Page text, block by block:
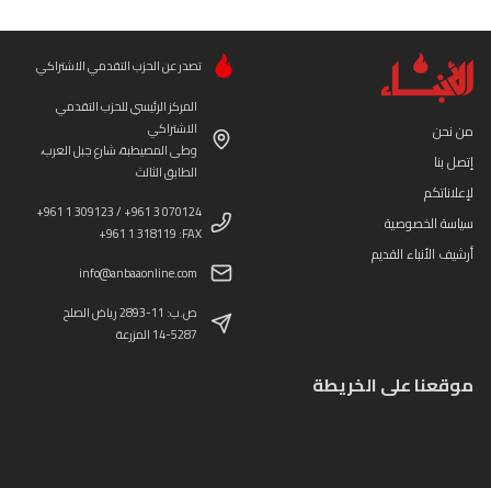
من نحن
إتصل بنا
لإعلاناتكم
سياسة الخصوصية
أرشيف الأنباء القديم
تصدر عن الحزب التقدمي الاشتراكي
المركز الرئيسي للحزب التقدمي
الاشتراكي
وطى المصيطبة، شارع جبل العرب،
الطابق الثالث
+961 1 309123 / +961 3 070124
+961 1 318119 :FAX
info@anbaaonline.com
ص.ب: 11-2893 رياض الصلح
14-5287 المزرعة
موقعنا على الخريطة